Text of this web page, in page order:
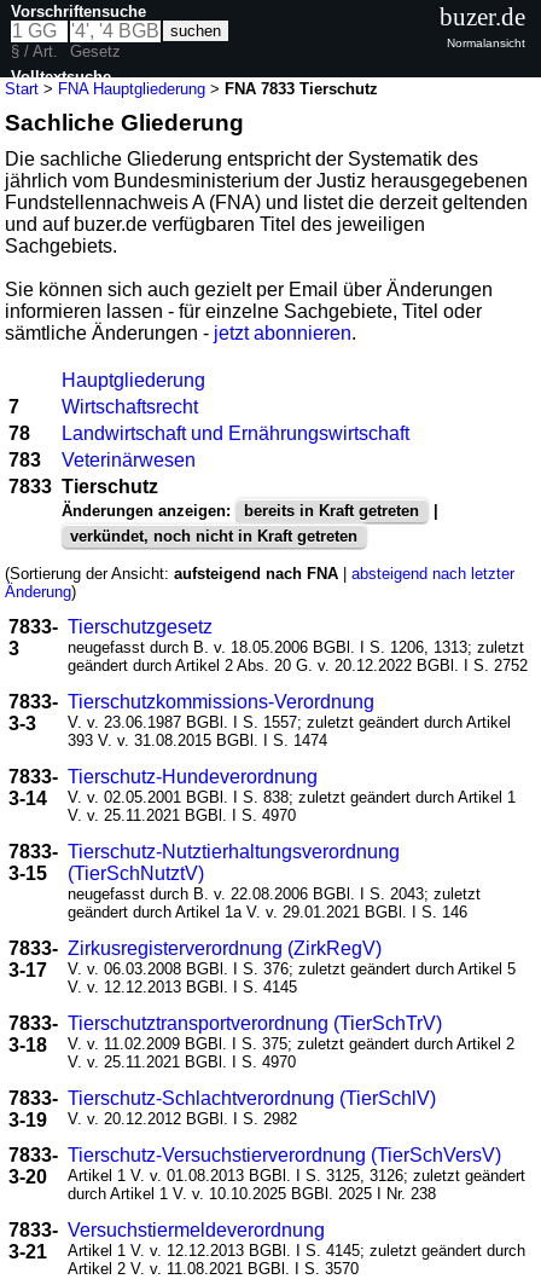
Start > FNA Hauptgliederung >FNA 7833 Tierschutz
Sachliche Gliederung
Die sachliche Gliederung entspricht der Systematik des
jährlich vom Bundesministerium der Justiz herausgegebenen
Fundstellennachweis A (FNA) und listet die derzeit geltenden
und auf buzer.de verfügbaren Titel des jeweiligen
Sachgebiets.
Sie können sich auch gezielt per Email über Änderungen
informieren lassen - für einzelne Sachgebiete, Titel oder
sämtliche Änderungen - jetzt abonnieren.
Hauptgliederung
7
Wirtschaftsrecht
78
Landwirtschaft und Ernährungswirtschaft
783
Veterinärwesen
7833 Tierschutz
Änderungen anzeigen: bereits in Kraft getreten
|
verkündet, noch nicht in Kraft getreten
(Sortierung der Ansicht:aufsteigend nach FNA |absteigend nach letzter
Änderung)
7833-
3
Tierschutzgesetz
neugefasst durch B. v. 18.05.2006 BGBl. I S. 1206, 1313; zuletzt
geändert durch Artikel 2 Abs. 20 G. v. 20.12.2022 BGBl. I S. 2752
7833-
3-3
Tierschutzkommissions-Verordnung
V. v. 23.06.1987 BGBl. I S. 1557; zuletzt geändert durch Artikel
393 V. v. 31.08.2015 BGBl. I S. 1474
7833-
3-14
Tierschutz-Hundeverordnung
V. v. 02.05.2001 BGBl. I S. 838; zuletzt geändert durch Artikel 1
V. v. 25.11.2021 BGBl. I S. 4970
7833-
3-15
Tierschutz-Nutztierhaltungsverordnung
(TierSchNutztV)
neugefasst durch B. v. 22.08.2006 BGBl. I S. 2043; zuletzt
geändert durch Artikel 1a V. v. 29.01.2021 BGBl. I S. 146
7833-
3-17
Zirkusregisterverordnung (ZirkRegV)
V. v. 06.03.2008 BGBl. I S. 376; zuletzt geändert durch Artikel 5
V. v. 12.12.2013 BGBl. I S. 4145
7833-
3-18
Tierschutztransportverordnung (TierSchTrV)
V. v. 11.02.2009 BGBl. I S. 375; zuletzt geändert durch Artikel 2
V. v. 25.11.2021 BGBl. I S. 4970
7833-
3-19
Tierschutz-Schlachtverordnung (TierSchlV)
V. v. 20.12.2012 BGBl. I S. 2982
7833-
3-20
Tierschutz-Versuchstierverordnung (TierSchVersV)
Artikel 1 V. v. 01.08.2013 BGBl. I S. 3125, 3126; zuletzt geändert
durch Artikel 1 V. v. 10.10.2025 BGBl. 2025 I Nr. 238
7833-
3-21
Versuchstiermeldeverordnung
Artikel 1 V. v. 12.12.2013 BGBl. I S. 4145; zuletzt geändert durch
Artikel 2 V. v. 11.08.2021 BGBl. I S. 3570
Vorschriftensuche
§ / Art.
Gesetz
Volltextsuche
buzer.de
Normalansicht